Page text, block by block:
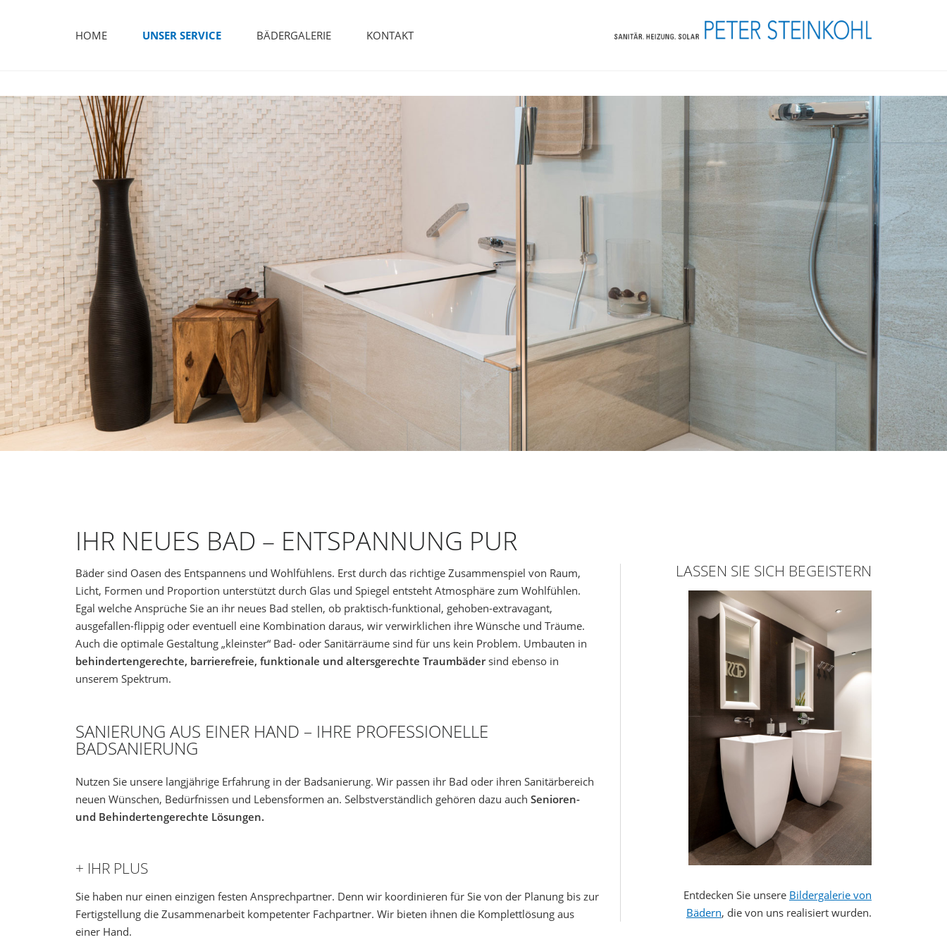
HOME UNSER SERVICE BÄDERGALERIE KONTAKT
IHR NEUES BAD – ENTSPANNUNG PUR
Bäder sind Oasen des Entspannens und Wohlfühlens. Erst durch das richtige Zusammenspiel von Raum,
Licht, Formen und Proportion unterstützt durch Glas und Spiegel entsteht Atmosphäre zum Wohlfühlen.
Egal welche Ansprüche Sie an ihr neues Bad stellen, ob praktisch-funktional, gehoben-extravagant,
ausgefallen-flippig oder eventuell eine Kombination daraus, wir verwirklichen ihre Wünsche und Träume.
Auch die optimale Gestaltung „kleinster“ Bad- oder Sanitärräume sind für uns kein Problem. Umbauten in
behindertengerechte, barrierefreie, funktionale und altersgerechte Traumbädersind ebenso in
unserem Spektrum.
SANIERUNG AUS EINER HAND – IHRE PROFESSIONELLE
BADSANIERUNG
Nutzen Sie unsere langjährige Erfahrung in der Badsanierung. Wir passen ihr Bad oder ihren Sanitärbereich
neuen Wünschen, Bedürfnissen und Lebensformen an. Selbstverständlich gehören dazu auch Senioren-
und Behindertengerechte Lösungen.
+ IHR PLUS
Sie haben nur einen einzigen festen Ansprechpartner. Denn wir koordinieren für Sie von der Planung bis zur
Fertigstellung die Zusammenarbeit kompetenter Fachpartner. Wir bieten ihnen die Komplettlösung aus
einer Hand.
LASSEN SIE SICH BEGEISTERN
Entdecken Sie unsere Bildergalerie von
Bädern, die von uns realisiert wurden.